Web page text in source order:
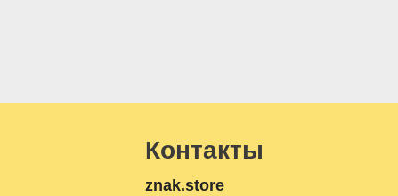
Контакты
znak.store